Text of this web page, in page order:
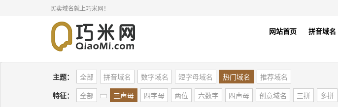
买卖域名就上巧米网！
网站首页 拼音域名
主题： 全部 拼音域名 数字域名 短字母域名 热门域名
推荐域名
特征：
全部 三声母 四字母 两位 六数字 四声母 创意域名 三拼 多拼